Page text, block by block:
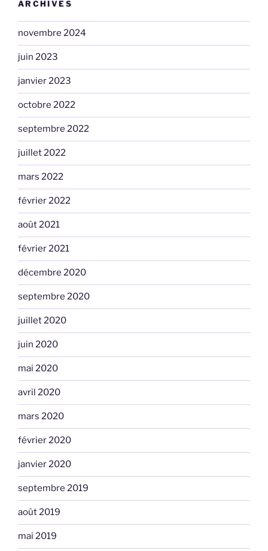
ARCHIVES
novembre 2024
juin 2023
janvier 2023
octobre 2022
septembre 2022
juillet 2022
mars 2022
février 2022
août 2021
février 2021
décembre 2020
septembre 2020
juillet 2020
juin 2020
mai 2020
avril 2020
mars 2020
février 2020
janvier 2020
septembre 2019
août 2019
mai 2019